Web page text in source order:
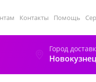
Контакты Помощь
Город